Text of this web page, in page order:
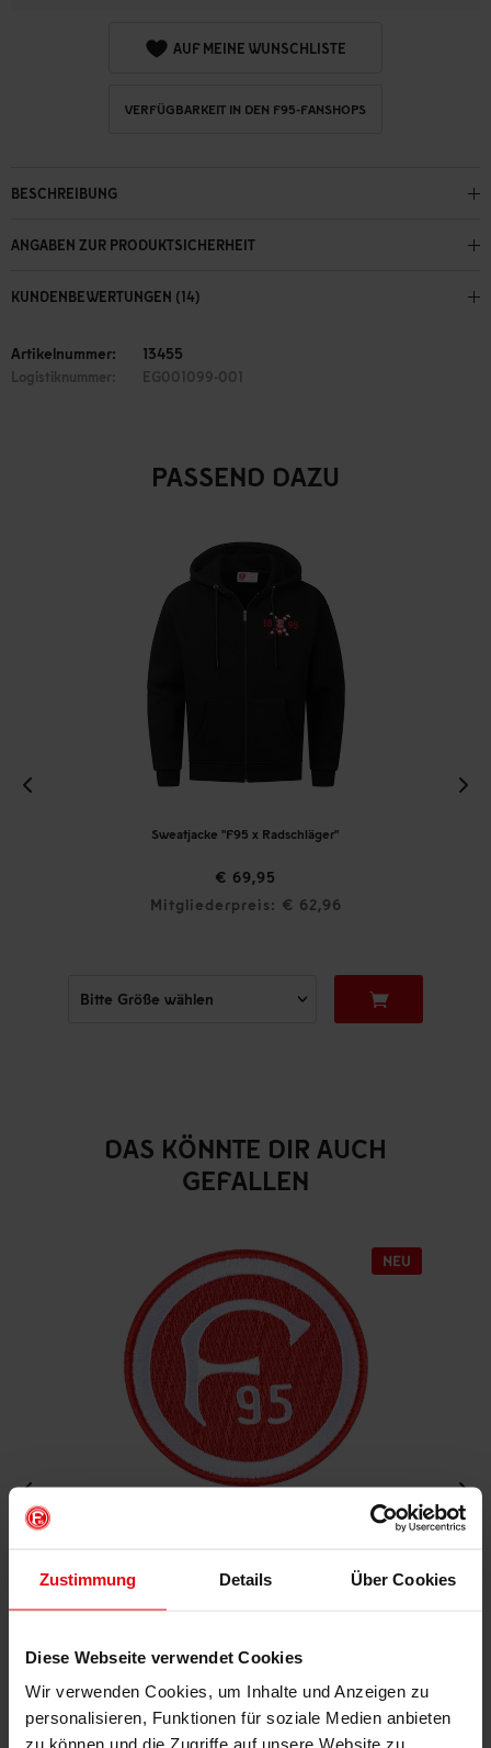
Zustimmung Details Über Cookies
Diese Webseite verwendet Cookies
Wir verwenden Cookies, um Inhalte und Anzeigen zu
personalisieren, Funktionen für soziale Medien anbieten
zu können und die Zugriffe auf unsere Website zu
AUF MEINE WUNSCHLISTE
VERFÜGBARKEIT IN DEN F95-FANSHOPS
BESCHREIBUNG
ANGABEN ZUR PRODUKTSICHERHEIT
KUNDENBEWERTUNGEN (14)
Artikelnummer: 13455
Logistiknummer: EG001099-001
PASSEND DAZU
Sweatjacke "F95 x Radschläger"
€ 69,95
Mitgliederpreis: € 62,96
DAS KÖNNTE DIR AUCH
GEFALLEN
€ 4,95
Mitgliederpreis: € 4,46
IN DEN WARENKORB